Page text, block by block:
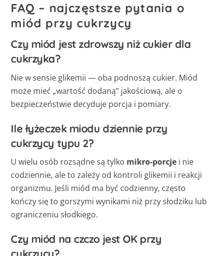
FAQ – najczęstsze pytania o
miód przy cukrzycy
Czy miód jest zdrowszy niż cukier dla
cukrzyka?
Nie w sensie glikemii — oba podnoszą cukier. Miód
może mieć „wartość dodaną” jakościową, ale o
bezpieczeństwie decyduje porcja i pomiary.
Ile łyżeczek miodu dziennie przy
cukrzycy typu 2?
U wielu osób rozsądne są tylko mikro-porcje i nie
codziennie, ale to zależy od kontroli glikemii i reakcji
organizmu. Jeśli miód ma być codzienny, często
kończy się to gorszymi wynikami niż przy słodziku lub
ograniczeniu słodkiego.
Czy miód na czczo jest OK przy